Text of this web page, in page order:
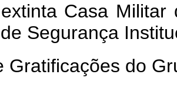
Casa Militar
Segurança
Gratificações do